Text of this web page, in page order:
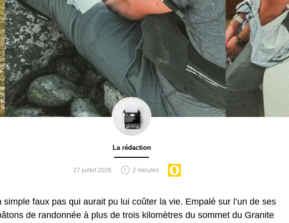
le nord du Maine et le Canada. Il y renonce pourtant - l’objectif était encore
pour lui – mais l’idée était restée dans un coin de sa tête. Auparavant, il fera
randonnée en Ecosse, puis prendra la route vers le Canada pour
à Terre-Neuve-et-Labrador, donnant ainsi le coup d'envoi officiel de sa quête
La rédaction
27 juillet 2026 2 minutes
de randonnée à plus de trois kilomètres du sommet du Granite